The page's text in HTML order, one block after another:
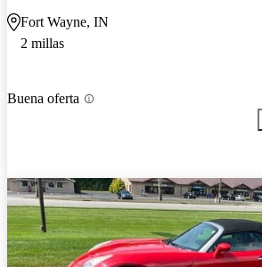
Fort Wayne, IN
2 millas
Buena oferta